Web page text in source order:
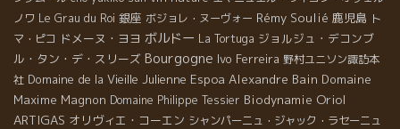
ノワ Le Grau du Roi 銀座 ボジョレ・ヌーヴォー Rémy Soulié 鹿児島 ト
マ・ピコ ドメーヌ・ヨヨ ボルドー La Tortuga ジョルジュ・デコンブ
ル・タン・デ・スリーズ Bourgogne Ivo Ferreira 野村ユニソン諏訪本
社 Domaine de la Vieille Julienne Espoa Alexandre Bain Domaine
Maxime Magnon Domaine Philippe Tessier Biodynamie Oriol
ARTIGAS オリヴィエ・コーエン シャンパーニュ・ジャック・ラセーニュ